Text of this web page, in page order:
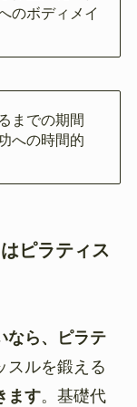
のボディメイ
までの期間
への時間的
ピラティス
なら、ピラテ
スルを鍛える
ます。基礎代